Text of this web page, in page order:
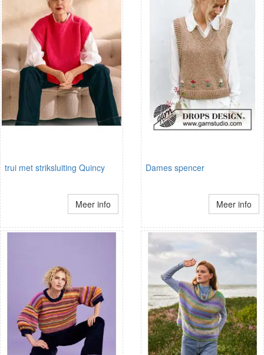
trui met striksluiting Quincy
Meer info
Dames spencer
Meer info